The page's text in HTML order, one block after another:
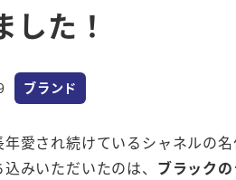
した！
カテゴリー
ブランド
愛され続けているシャネルの
みいただいたのは、 ブラック